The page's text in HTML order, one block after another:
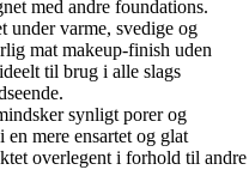
med andre foundations.
under varme, svedige og
mat makeup-finish uden
til brug i alle slags
synligt porer og
mere ensartet og glat
overlegent i forhold til andre